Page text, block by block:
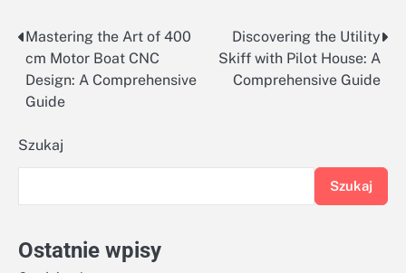
Nawigacja
wpisu
Mastering the Art of 400
cm Motor Boat CNC
Design: A Comprehensive
Guide
Discovering the Utility
Skiff with Pilot House: A
Comprehensive Guide
Szukaj
Szukaj
Ostatnie wpisy